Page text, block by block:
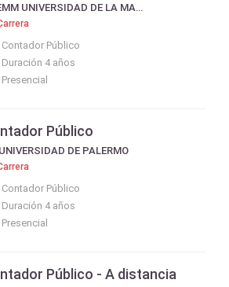
UDEMM UNIVERSIDAD DE LA MARINA MERCANTE
Contador Público
Duración 4 años
Presencial
Público
DE PALERMO
Contador Público
Duración 4 años
Presencial
Público - A distancia